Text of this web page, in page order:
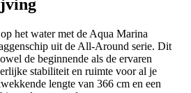
het water met de Aqua Marina
uit de All-Around serie. Dit
de beginnende als de ervaren
stabiliteit en ruimte voor al je
lengte van 366 cm en een